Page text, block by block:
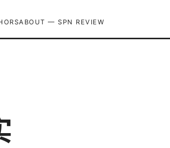
ABOUT — SPN REVIEW